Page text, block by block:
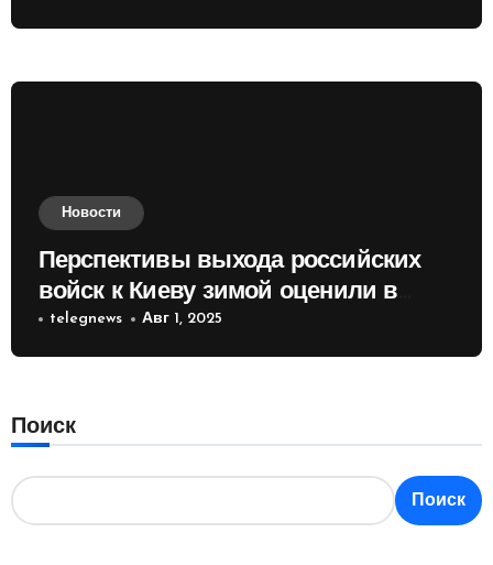
Новости
Перспективы выхода российских
войск к Киеву зимой оценили в
России
telegnews Авг 1, 2025
Поиск
Поиск